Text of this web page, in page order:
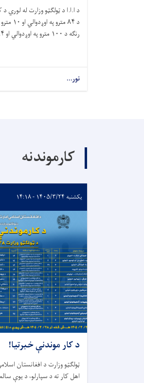
د ا.ا.ا د ټولګټو وزارت له لوري
د ۸۴مترو په اوږدوالي او ۱۰
رنګه د ۱۰۰ مترو په اوږدوالي او
نور...
کارموندنه
یکشنبه ۱۴۰۵/۳/۲۴ - ۱۴:۱۸
د کار موندنې خبرتیا!
ټولګټو وزارت د افغانستان
اهل کار ته د سپارلو، د يوې